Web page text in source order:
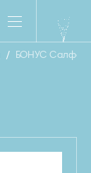
/ БОНУС